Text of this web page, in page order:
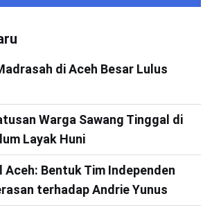
di Aceh Besar Lulus
Warga Sawang Tinggal di
Layak Huni
Aceh: Bentuk Tim Independen
terhadap Andrie Yunus